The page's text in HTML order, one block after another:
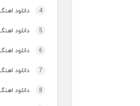
4 دانلود اهنگ برنو
5 دانلود
6 دانلود
7 دانلود
8 دانلود